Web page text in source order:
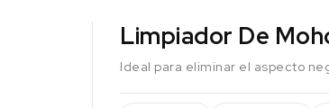
Limpiador De
Ideal para eliminar el aspecto